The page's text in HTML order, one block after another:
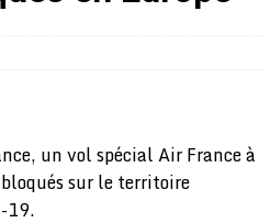
confirme sa présence à la fête
un billet de loterie gagnant que son
Oti-Sud enregistre 99% de
un vol spécial Air France à
sur le territoire
19.